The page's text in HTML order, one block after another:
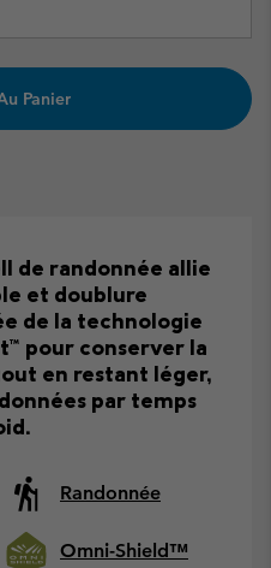
Panier
de randonnée allie
et doublure
de la technologie
pour conserver la
en restant léger,
par temps
Randonnée
Omni-Shield™